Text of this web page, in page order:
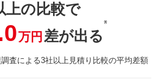
上の比較で
万円 差が出る
※
査による3社以上見積り比較の平均差額